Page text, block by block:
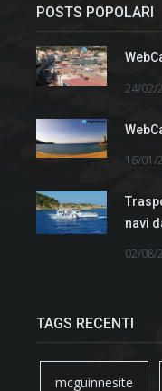
POSTS POPOLARI
24/02/
16/01/
navi
02/08/
TAGS RECENTI
mcguinnesite